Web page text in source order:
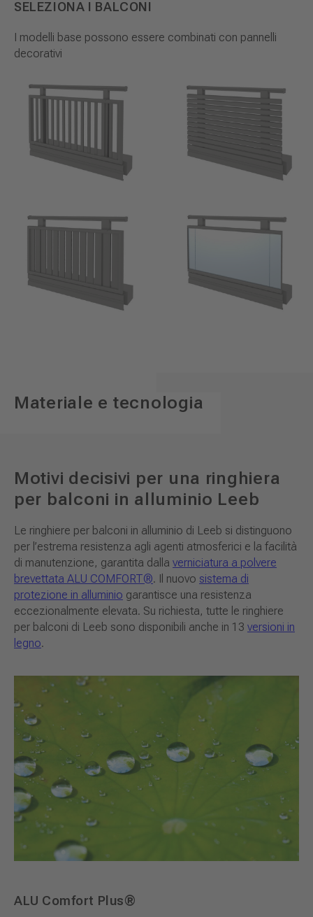
SELEZIONA I BALCONI
I modelli base possono essere combinati con pannelli
decorativi
Materiale e tecnologia
Motivi decisivi per una ringhiera
per balconi in alluminio Leeb
Le ringhiere per balconi in alluminio di Leeb si distinguono
per l’estrema resistenza agli agenti atmosferici e la facilità
di manutenzione, garantita dalla verniciatura a polvere
brevettata ALU COMFORT®. Il nuovo sistema di
protezione in alluminio garantisce una resistenza
eccezionalmente elevata. Su richiesta, tutte le ringhiere
per balconi di Leeb sono disponibili anche in 13 versioni in
legno.
ALU Comfort Plus®